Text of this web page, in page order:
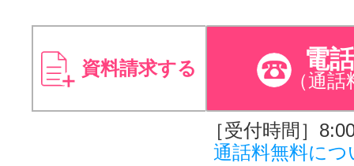
資料請求する 電
（通話
［受付時間］
通話料無料につ